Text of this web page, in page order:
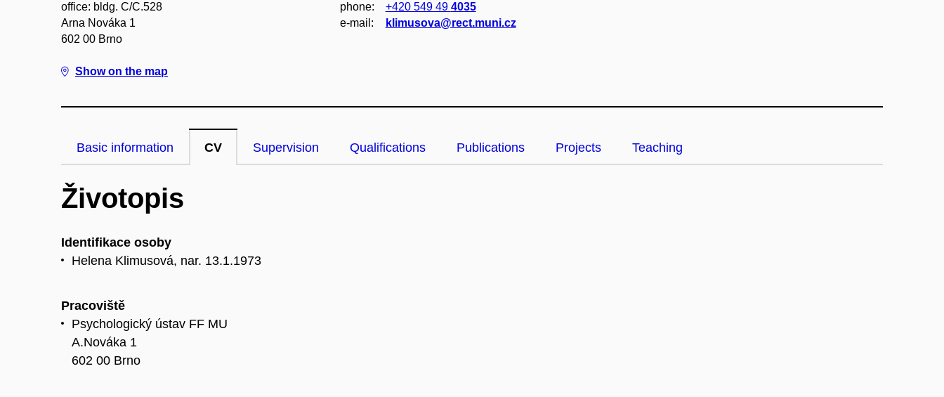
office: bldg. C/C.528
Arna Nováka 1
602 00 Brno
Show on the map
phone: +420 549 49 4035
e‑mail:
klimusova@rect.muni.cz
Basic information CV Supervision Qualifications Publications Projects Teaching
Životopis
Identifikace osoby
Helena Klimusová, nar. 13.1.1973
Pracoviště
Psychologický ústav FF MU
A.Nováka 1
602 00 Brno